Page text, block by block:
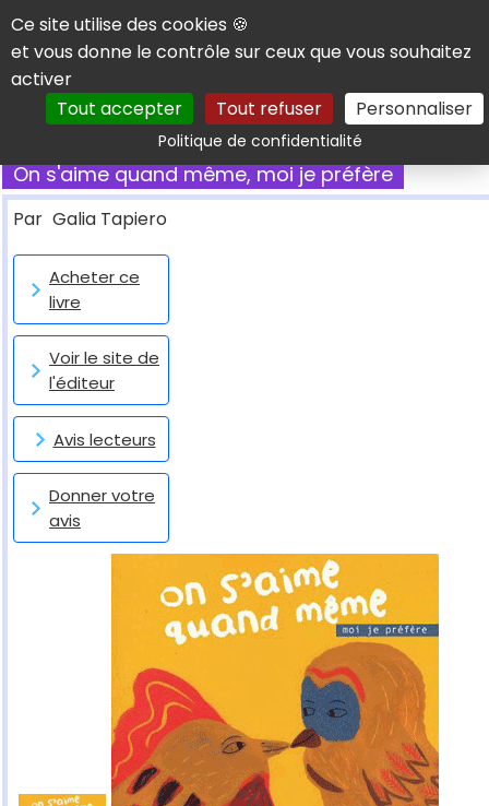
Panneau de gestion des cookies
Ce site utilise des cookies 🍪
et vous donne le contrôle sur ceux que vous souhaitez
activer
Tout accepter
Tout refuser Personnaliser
Politique de confidentialitéRechercher
On s'aime quand même, moi je préfère
Par Galia Tapiero
Acheter ce
livre
Voir le site de
l'éditeur
Avis lecteurs
Donner votre
avis